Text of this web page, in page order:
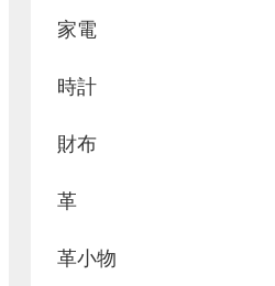
家電
時計
財布
革
革小物